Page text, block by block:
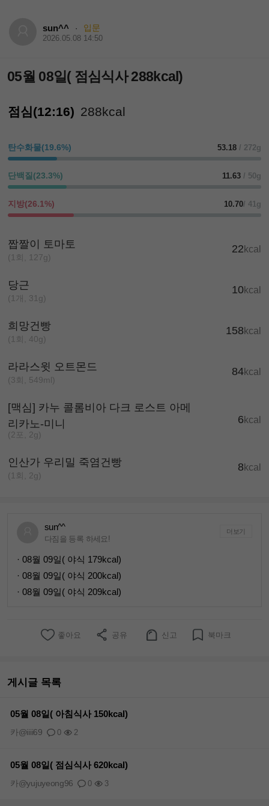
sun^^ · 입문
2026.05.08 14:50
05월 08일( 점심식사 288kcal)
점심(12:16) 288kcal
탄수화물(19.6%) 53.18 / 272g
단백질(23.3%) 11.63 / 50g
지방(26.1%) 10.70/ 41g
짭짤이 토마토
(1회, 127g)
22 kcal
당근
(1개, 31g)
10kcal
희망건빵
(1회, 40g)
158 kcal
라라스윗 오트몬드
(3회, 549ml)
84kcal
[맥심] 카누 콜롬비아 다크 로스트 아메
리카노-미니
(2포, 2g)
6 kcal
인산가 우리밀 죽염건빵
(1회, 2g)
8 kcal
sun^^
다짐을 등록 하세요!
더보기
· 08월 09일( 야식 179kcal)
· 08월 09일( 야식 200kcal)
· 08월 09일( 야식 209kcal)
좋아요 공유 신고 북마크
게시글 목록
05월 08일( 아침식사 150kcal)
0 2
카@iiii69
05월 08일( 점심식사 620kcal)
0 3
카@yujuyeong96